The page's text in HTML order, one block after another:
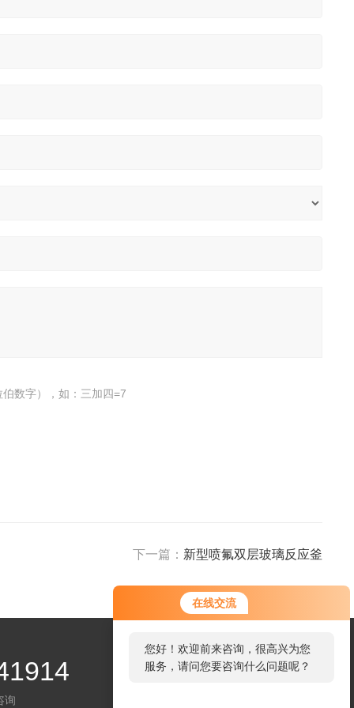
在线交流
您好！欢迎前来咨询，很高兴为您
服务，请问您要咨询什么问题呢？
数字），如：三加四=7
下一篇： 新型喷氟双层玻璃反应釜
询